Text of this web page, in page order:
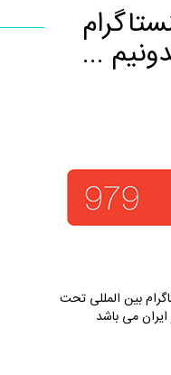
...
بین المللی تحت
می باشد